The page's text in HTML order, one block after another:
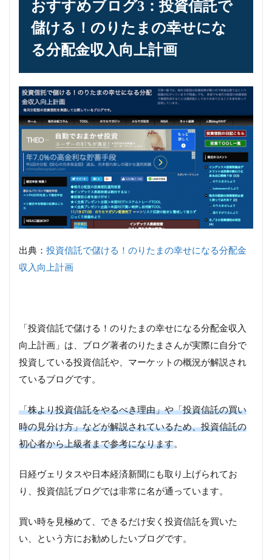
おすすめブログ3：投資信託で
儲ける！のりたまの幸せにな
る分配金収入向上計画
出典： 投資信託で儲ける！のりたまの幸せになる分配金
収入向上計画
「投資信託で儲ける！のりたまの幸せになる分配金収入
向上計画」は、ブログ著者のりたまさんが実際に自分で
投資している投資信託や、マーケットの概況が解説され
ているブログです。
「株より投資信託をやるべき理由」や「投資信託の買い
時の見分け方」などが解説されているため、投資信託の
初心者から上級者まで参考になります。
日経ヴェリタスや日本経済新聞にも取り上げられてお
り、投資信託ブログでは非常に名が通っています。
買い時を見極めて、できるだけ安く投資信託を買いた
い、という方にお勧めしたいブログです。